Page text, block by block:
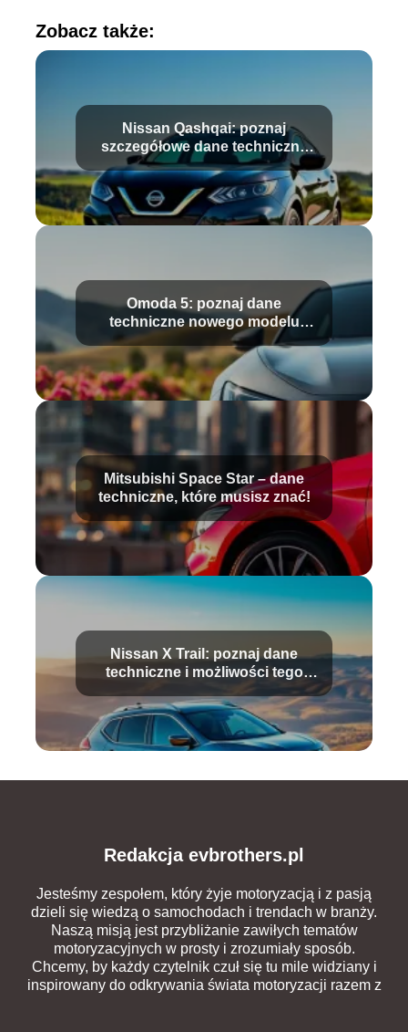
Zobacz także:
Nissan Qashqai: poznaj
szczegółowe dane techniczne
modelu
Omoda 5: poznaj dane
techniczne nowego modelu
samochodu
Mitsubishi Space Star – dane
techniczne, które musisz znać!
Nissan X Trail: poznaj dane
techniczne i możliwości tego
Redakcja evbrothers.pl
Jesteśmy zespołem, który żyje motoryzacją i z pasją
dzieli się wiedzą o samochodach i trendach w branży.
Naszą misją jest przybliżanie zawiłych tematów
motoryzacyjnych w prosty i zrozumiały sposób.
Chcemy, by każdy czytelnik czuł się tu mile widziany i
inspirowany do odkrywania świata motoryzacji razem z